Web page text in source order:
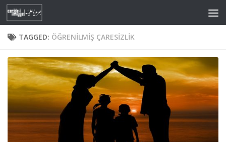
Skip to content
TAGGED: ÖĞRENILMIŞ ÇARESIZLIK